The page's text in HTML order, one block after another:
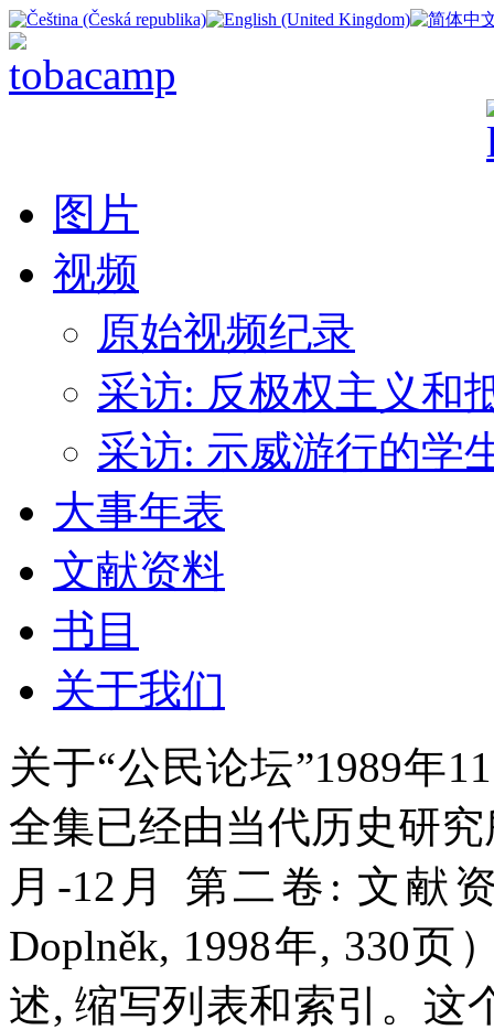
图片
视频
原始视频纪录
采访: 反极权主义和
采访: 示威游行的学
大事年表
文献资料
书目
关于我们
关于“公民论坛”1989年
全集已经由当代历史研
月-12月 第二卷: 文献
Doplněk, 1998年, 330
述, 缩写列表和索引。这